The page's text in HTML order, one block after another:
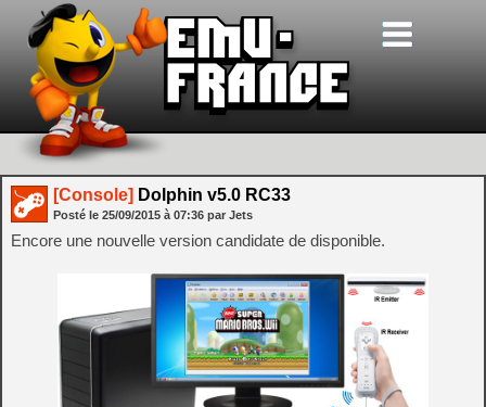
[Console] Dolphin v5.0 RC33
Posté le 25/09/2015 à 07:36 par Jets
Encore une nouvelle version candidate de disponible.